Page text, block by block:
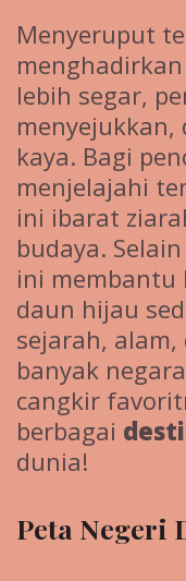
Menyeruput
lebih segar,
kaya. Bagi
menjelajahi
ini ibarat
budaya.
ini membantu
daun hijau
sejarah,
banyak
cangkir
berbagai
dunia!
Peta Negeri